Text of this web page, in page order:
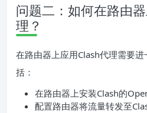
问题二：如何在路由
理？
在路由器上应用Clash代理需要
括：
在路由器上安装Clash的
配置路由器将流量转发至